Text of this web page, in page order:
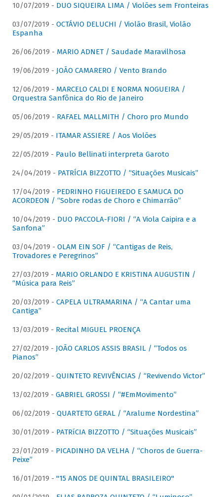
10/07/2019 - DUO SIQUEIRA LIMA / Violões sem Fronteiras
03/07/2019 - OCTÁVIO DELUCHI / Violão Brasil, Violão
Espanha
26/06/2019 - MARIO ADNET / Saudade Maravilhosa
19/06/2019 - JOÃO CAMARERO / Vento Brando
12/06/2019 - MARCELO CALDI E NORMA NOGUEIRA /
Orquestra Sanfônica do Rio de Janeiro
05/06/2019 - RAFAEL MALLMITH / Choro pro Mundo
29/05/2019 - ITAMAR ASSIERE / Aos Violões
22/05/2019 - Paulo Bellinati interpreta Garoto
24/04/2019 - PATRÍCIA BIZZOTTO / “Situações Musicais”
17/04/2019 - PEDRINHO FIGUEIREDO E SAMUCA DO
ACORDEON / “Sobre rodas de Choro e Chimarrão”
10/04/2019 - DUO PACCOLA-FIORI / “A Viola Caipira e a
Sanfona”
03/04/2019 - OLAM EIN SOF / “Cantigas de Reis,
Trovadores e Peregrinos”
27/03/2019 - MARIO ORLANDO E KRISTINA AUGUSTIN /
“Música para Reis”
20/03/2019 - CAPELA ULTRAMARINA / “A Cantar uma
Cantiga”
13/03/2019 - Recital MIGUEL PROENÇA
27/02/2019 - JOÃO CARLOS ASSIS BRASIL / “Todos os
Pianos”
20/02/2019 - QUINTETO REVIVÊNCIAS / “Revivendo Victor”
13/02/2019 - GABRIEL GROSSI / “#EmMovimento”
06/02/2019 - QUARTETO GERAL / “Aralume Nordestina”
30/01/2019 - PATRíCIA BIZZOTTO / “Situações Musicais”
23/01/2019 - PICADINHO DA VELHA / “Choros de Guerra-
Peixe”
16/01/2019 - "15 ANOS DE QUINTAL BRASILEIRO"